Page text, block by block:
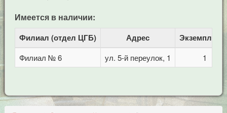
Имеется в наличии:
Филиал (отдел ЦГБ) Адрес
Филиал № 6 ул. 5-й переулок, 1 1